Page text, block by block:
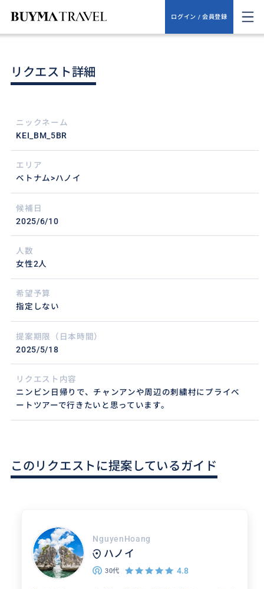
ログイン / 会員登録
リクエスト詳細
ニックネーム
KEI_BM_5BR
エリア
ベトナム>ハノイ
候補日
2025/6/10
人数
女性2人
希望予算
指定しない
提案期限（日本時間）
2025/5/18
リクエスト内容
ニンビン日帰りで、チャンアンや周辺の刺繍村にプライベ
ートツアーで行きたいと思っています。
このリクエストに提案しているガイド
NguyenHoang
ハノイ
30代 4.8